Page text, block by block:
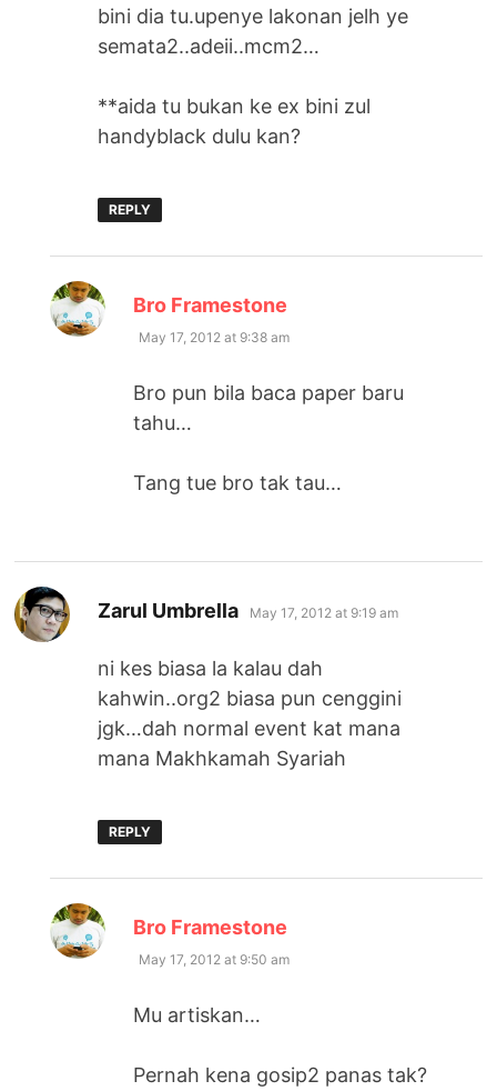
bini dia tu.upenye lakonan jelh ye
semata2..adeii..mcm2…
**aida tu bukan ke ex bini zul
handyblack dulu kan?
REPLY
Bro Framestone
May 17, 2012 at 9:38 am
Bro pun bila baca paper baru
tahu…
Tang tue bro tak tau…
Zarul Umbrella says:
May 17, 2012 at 9:19 am
ni kes biasa la kalau dah
kahwin..org2 biasa pun cenggini
jgk…dah normal event kat mana
mana Makhkamah Syariah
REPLY
Bro Framestone
May 17, 2012 at 9:50 am
Mu artiskan…
Pernah kena gosip2 panas tak?